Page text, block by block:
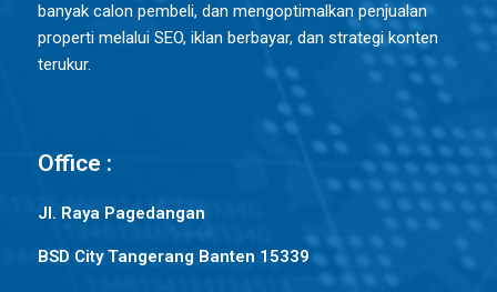
banyak calon pembeli, dan mengoptimalkan penjualan
properti melalui SEO, iklan berbayar, dan strategi konten
terukur.
Office :
Jl. Raya Pagedangan
BSD City Tangerang Banten 15339